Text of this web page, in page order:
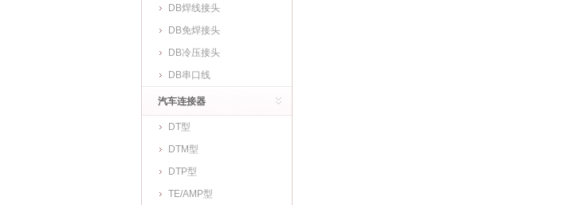
DB焊线接头
DB免焊接头
DB冷压接头
DB串口线
汽车连接器
DT型
DTM型
DTP型
TE/AMP型